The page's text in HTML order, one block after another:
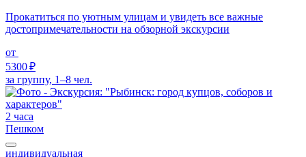
Прокатиться по уютным улицам и увидеть все важные
достопримечательности на обзорной экскурсии
от
5300 ₽
за группу, 1–8 чел.
2 часа
Пешком
индивидуальная